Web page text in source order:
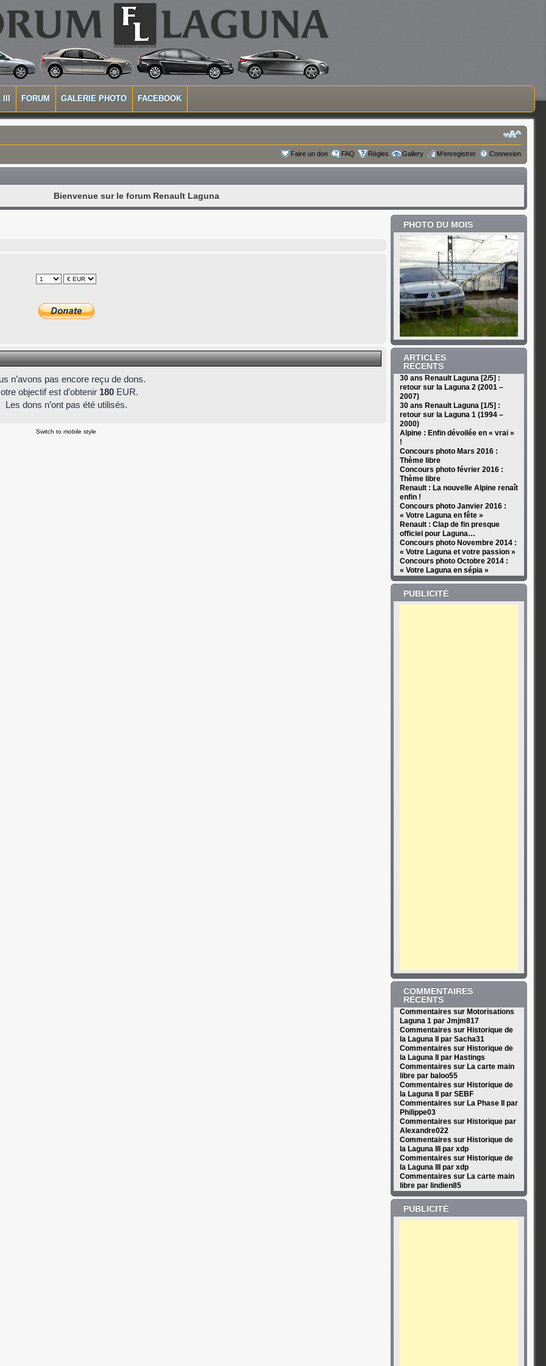
III FORUM GALERIE PHOTO FACEBOOK
Faire un don FAQ Règles Gallery M’enregistrer Connexion
Bienvenue sur le forum Renault Laguna
n’avons pas encore reçu de dons.
objectif est d’obtenir 180 EUR.
Les dons n’ont pas été utilisés.
Switch to mobile style
PHOTO DU MOIS
ARTICLES
RÉCENTS
30 ans Renault Laguna [2/5] :
retour sur la Laguna 2 (2001 –
2007)
30 ans Renault Laguna [1/5] :
retour sur la Laguna 1 (1994 –
2000)
Alpine : Enfin dévoilée en « vrai »
!
Concours photo Mars 2016 :
Thème libre
Concours photo février 2016 :
Thème libre
Renault : La nouvelle Alpine renaît
enfin !
Concours photo Janvier 2016 :
« Votre Laguna en fête »
Renault : Clap de fin presque
officiel pour Laguna…
Concours photo Novembre 2014 :
« Votre Laguna et votre passion »
Concours photo Octobre 2014 :
« Votre Laguna en sépia »
PUBLICITÉ
COMMENTAIRES
RÉCENTS
Commentaires sur Motorisations
Laguna 1 par Jmjm817
Commentaires sur Historique de
la Laguna II par Sacha31
Commentaires sur Historique de
la Laguna II par Hastings
Commentaires sur La carte main
libre par baloo55
Commentaires sur Historique de
la Laguna II par SEBF
Commentaires sur La Phase II par
Philippe03
Commentaires sur Historique par
Alexandre022
Commentaires sur Historique de
la Laguna III par xdp
Commentaires sur Historique de
la Laguna III par xdp
Commentaires sur La carte main
libre par lindien85
PUBLICITÉ